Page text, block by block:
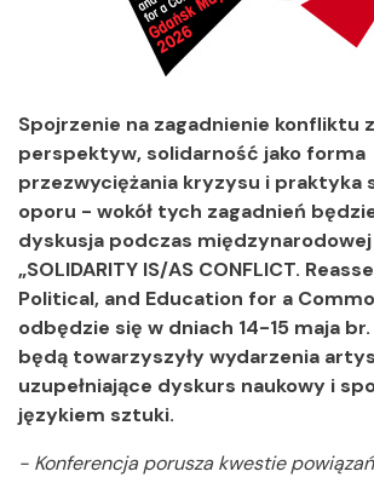
Spojrzenie na zagadnienie konfliktu
perspektyw, solidarność jako forma
przezwyciężania kryzysu i praktyka
oporu - wokół tych zagadnień
dyskusja podczas
„SOLIDARITY IS/AS CONFLICT.
Political, and Education for a
odbędzie się w dniach 14-15 maja
będą towarzyszyły wydarzenia
uzupełniające dyskurs naukowy i
językiem sztuki.
- Konferencja porusza kwestie